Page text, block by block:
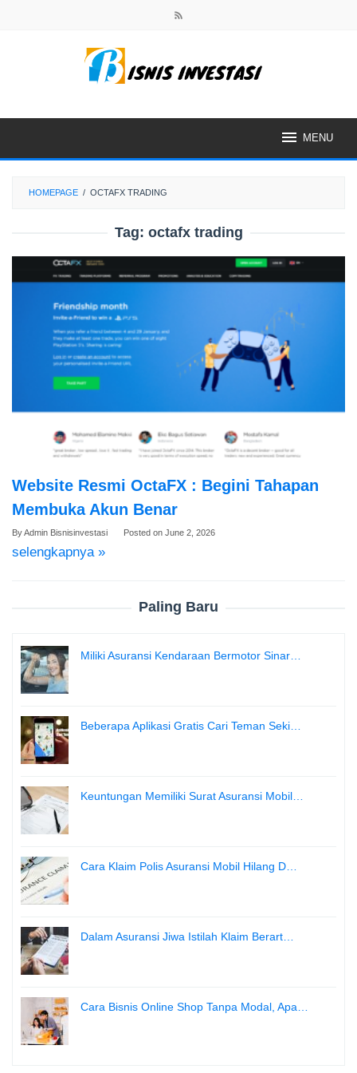
MENU
HOMEPAGE / OCTAFX TRADING
Tag: octafx trading
Website Resmi OctaFX : Begini Tahapan
Membuka Akun Benar
ByAdmin Bisnisinvestasi Posted on June 2, 2026
selengkapnya »
Paling Baru
Miliki Asuransi Kendaraan Bermotor Sinar…
Beberapa Aplikasi Gratis Cari Teman Seki…
Keuntungan Memiliki Surat Asuransi Mobil…
Cara Klaim Polis Asuransi Mobil Hilang D…
Dalam Asuransi Jiwa Istilah Klaim Berart…
Cara Bisnis Online Shop Tanpa Modal, Apa…